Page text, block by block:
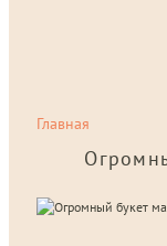
Главная